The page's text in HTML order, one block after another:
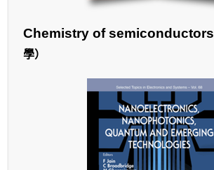
Chemistry of semiconductors
學）